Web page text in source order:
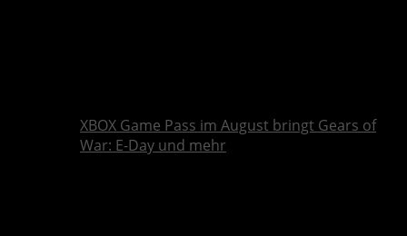
XBOX Game Pass im August bringt Gears of
War: E-Day und mehr